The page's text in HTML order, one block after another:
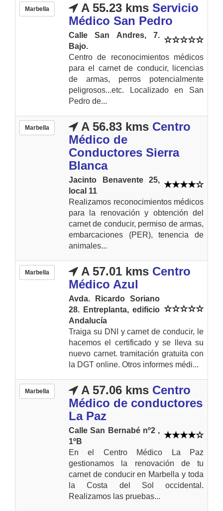
Marbella A 55.23 kms Servicio
Médico San Pedro
Calle San Andres, 7.
Bajo.
Centro de reconocimientos médicos
para el carnet de conducir, licencias
de armas, perros potencialmente
peligrosos...etc. Localizado en San
Pedro de...
Marbella A 56.83 kms Centro
Médico de
Conductores Sierra
Blanca
Jacinto Benavente 25,
local 11
Realizamos reconocimientos médicos
para la renovación y obtención del
carnet de conducir, permiso de armas,
embarcaciones (PER), tenencia de
animales...
Marbella A 57.01 kms Centro
Médico Azul
Avda. Ricardo Soriano
28. Entreplanta, edificio
Andalucía
Traiga su DNI y carnet de conducir, le
hacemos el certificado y se lleva su
nuevo carnet. tramitación gratuita con
la DGT online. Otros informes médi...
Marbella A 57.06 kms Centro
Médico de conductores
La Paz
Calle San Bernabé nº2 ,
1ºB
En el Centro Médico La Paz
gestionamos la renovación de tu
carnet de conducir en Marbella y toda
la Costa del Sol occidental.
Realizamos las pruebas...